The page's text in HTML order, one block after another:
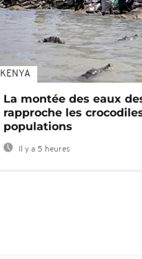
KENYA
La montée des eaux
rapproche les
populations
Il y a 5 heures